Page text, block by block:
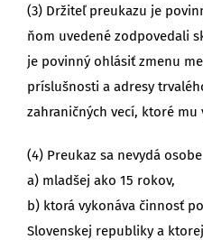
(3) Držiteľ preukazu je
ňom uvedené zodpovedali
je povinný ohlásiť zmenu
príslušnosti a adresy
zahraničných vecí, ktoré mu
(4) Preukaz sa nevydá osobe
a) mladšej ako 15 rokov,
b) ktorá vykonáva činnosť
Slovenskej republiky a